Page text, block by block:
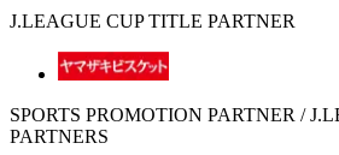
J.LEAGUE CUP TITLE PARTNER
SPORTS PROMOTION PARTNER /
PARTNERS